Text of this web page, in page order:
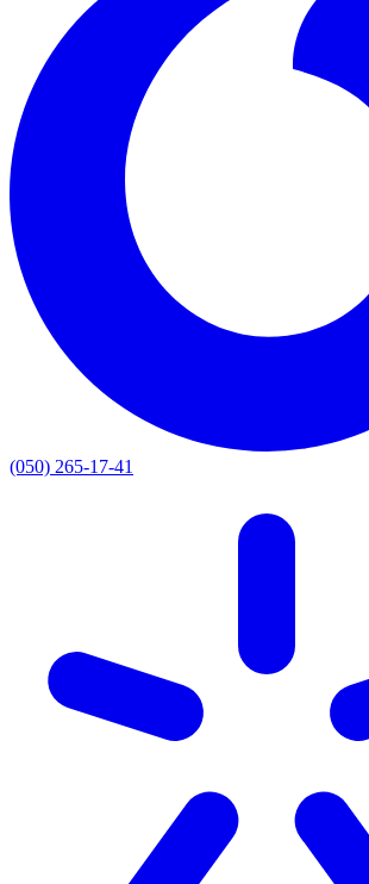
(050) 265-17-41